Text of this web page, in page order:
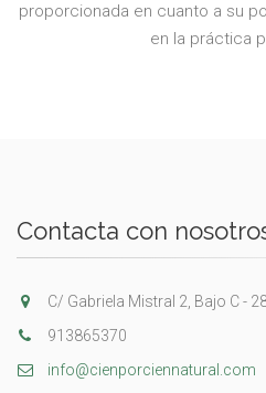
proporcionada en cuanto a su
en la práctica
Contacta con
C/ Gabriela Mistral 2, Bajo C -
913865370
info@cienporciennatural.com